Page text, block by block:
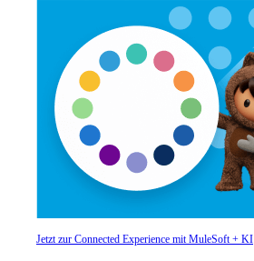
Jetzt zur Connected Experience mit MuleSoft + KI